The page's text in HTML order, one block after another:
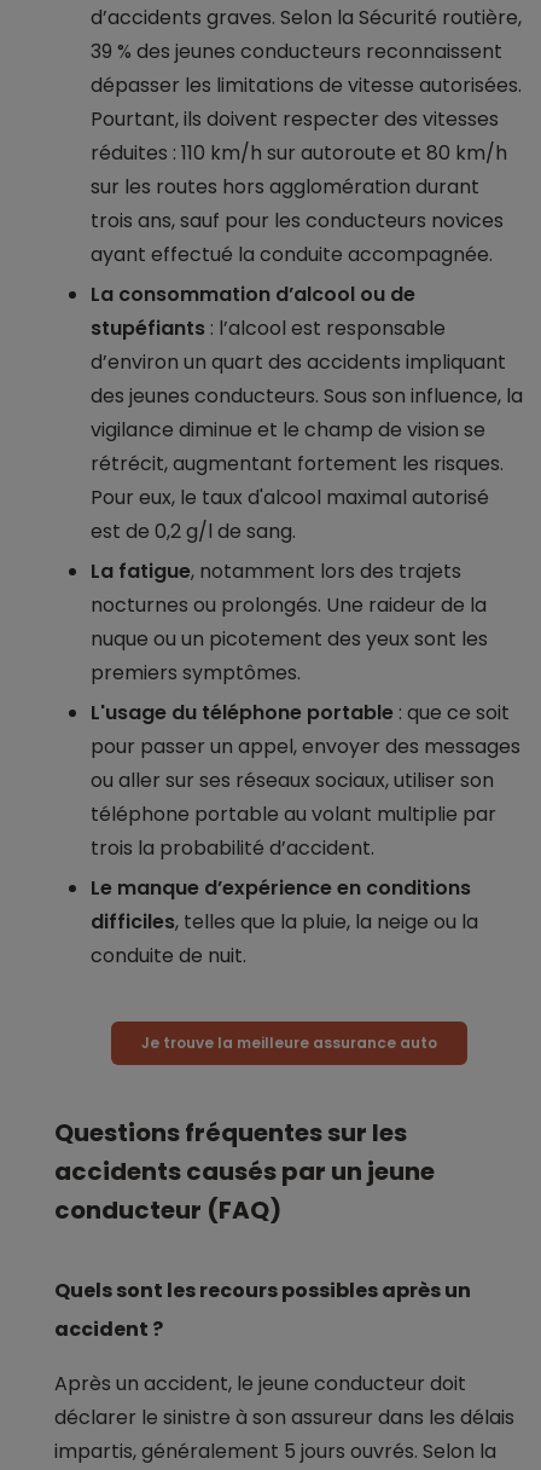
d’accidents graves. Selon la Sécurité routière,
39 % des jeunes conducteurs reconnaissent
dépasser les limitations de vitesse autorisées.
Pourtant, ils doivent respecter des vitesses
réduites : 110 km/h sur autoroute et 80 km/h
sur les routes hors agglomération durant
trois ans, sauf pour les conducteurs novices
ayant effectué la conduite accompagnée.
La consommation d’alcool ou de
stupéfiants : l’alcool est responsable
d’environ un quart des accidents impliquant
des jeunes conducteurs. Sous son influence, la
vigilance diminue et le champ de vision se
rétrécit, augmentant fortement les risques.
Pour eux, le taux d'alcool maximal autorisé
est de 0,2 g/l de sang.
La fatigue, notamment lors des trajets
nocturnes ou prolongés. Une raideur de la
nuque ou un picotement des yeux sont les
premiers symptômes.
L'usage du téléphone portable : que ce soit
pour passer un appel, envoyer des messages
ou aller sur ses réseaux sociaux, utiliser son
téléphone portable au volant multiplie par
trois la probabilité d’accident.
Le manque d’expérience en conditions
difficiles, telles que la pluie, la neige ou la
conduite de nuit.
Je trouve la meilleure assurance auto
Questions fréquentes sur les
accidents causés par un jeune
conducteur (FAQ)
Quels sont les recours possibles après un
accident ?
Après un accident, le jeune conducteur doit
déclarer le sinistre à son assureur dans les délais
impartis, généralement 5 jours ouvrés. Selon la